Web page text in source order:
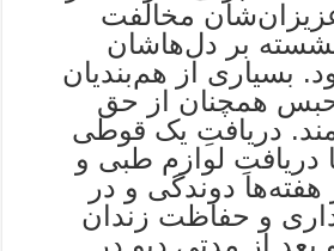
مخالفت
بر دل‌هاشان
بسیاری از هم‌بندیان
همچنان از حق
دریافتِ یک قوطی
دریافتِ لوازم طبی و
هفته‌ها دوندگی و در
و حفاظت زندان
از مدتی دپو در